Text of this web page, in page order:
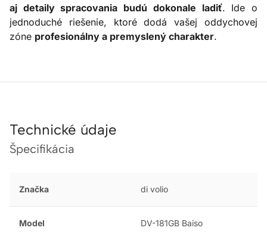
aj detaily spracovania budú dokonale ladiť. Ide o
jednoduché riešenie, ktoré dodá vašej oddychovej
zóne profesionálny a premyslený charakter.
Technické údaje
Špecifikácia
Značka di volio
Model DV-181GB Baiso